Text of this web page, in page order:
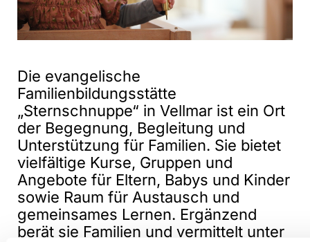
Die evangelische
Familienbildungsstätte
„Sternschnuppe“ in Vellmar ist ein Ort
der Begegnung, Begleitung und
Unterstützung für Familien. Sie bietet
vielfältige Kurse, Gruppen und
Angebote für Eltern, Babys und Kinder
sowie Raum für Austausch und
gemeinsames Lernen. Ergänzend
berät sie Familien und vermittelt unter